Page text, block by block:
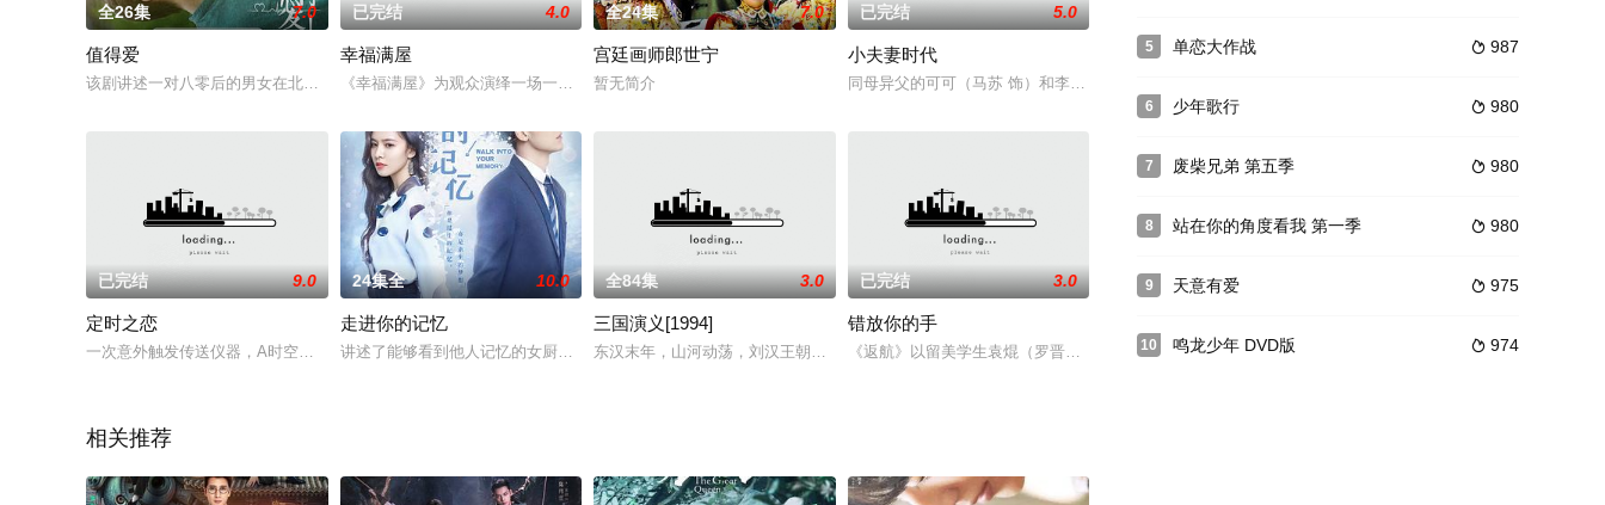
全26集 7.0
值得爱
该剧讲述一对八零后的男女在北京平凡而又史诗般的爱情旅程。当最有才华的男生周水（王安宇 饰）碰到最仗义的
已完结 4.0
幸福满屋
《幸福满屋》为观众演绎一场一家三代，一个大家庭和三个小家庭在城市郊区幸福小楼里的现代都市生活故事。
全24集 7.0
宫廷画师郎世宁
暂无简介
已完结 5.0
小夫妻时代
同母异父的可可（马苏 饰）和李楠（潘泰名 饰）年龄都老大不小了，仍各玩各的，从不考虑自己的终身大事，
已完结 9.0
定时之恋
一次意外触发传送仪器，A时空的林晓希被传到了B时空，高冷博士周予恒为隐藏A时空林晓希的身份，为她出谋划
24集全 10.0
走进你的记忆
讲述了能够看到他人记忆的女厨师安宁（宋妍霏饰）帮助莫名丧失一年记忆的上司龙皓谦（赵志伟饰）寻找记忆，并
全84集 3.0
三国演义[1994]
东汉末年，山河动荡，刘汉王朝气数将尽。内有十常侍颠倒黑白，祸乱朝纲。外有张氏兄弟高呼“苍天已死，黄巾当
已完结 3.0
错放你的手
《返航》以留美学生袁焜（罗晋饰）在美国为生存苦苦挣扎开篇，之后，得到前女友刘倩蓉（聂鑫饰）的表姐
相关推荐
5  987
单恋大作战
6  980
少年歌行
7  980
废柴兄弟 第五季
8  980
站在你的角度看我 第一季
9  975
天意有爱
10  974
鸣龙少年 DVD版